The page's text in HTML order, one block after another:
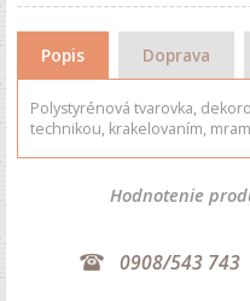
Popis Doprava
Polystyrénová tvarovka,
technikou, krakelovaním,
Hodnotenie
0908/543 743